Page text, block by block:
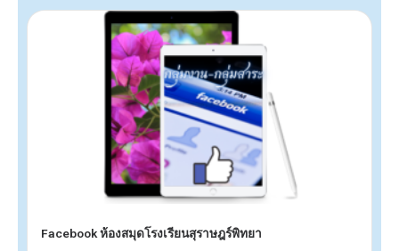
Facebook ห้องสมุดโรงเรียนสุราษฎร์พิทยา